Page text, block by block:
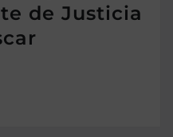
de Justicia